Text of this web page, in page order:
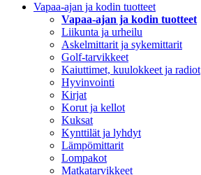
Vapaa-ajan ja kodin tuotteet
Vapaa-ajan ja kodin tuotteet
Liikunta ja urheilu
Askelmittarit ja sykemittarit
Golf-tarvikkeet
Kaiuttimet, kuulokkeet ja radiot
Hyvinvointi
Kirjat
Korut ja kellot
Kuksat
Kynttilät ja lyhdyt
Lämpömittarit
Lompakot
Matkatarvikkeet